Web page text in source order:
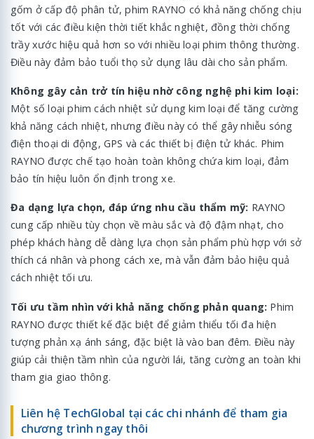
gốm ở cấp độ phân tử, phim RAYNO có khả năng chống chịu
tốt với các điều kiện thời tiết khắc nghiệt, đồng thời chống
trầy xước hiệu quả hơn so với nhiều loại phim thông thường.
Điều này đảm bảo tuổi thọ sử dụng lâu dài cho sản phẩm.
Không gây cản trở tín hiệu nhờ công nghệ phi kim loại:
Một số loại phim cách nhiệt sử dụng kim loại để tăng cường
khả năng cách nhiệt, nhưng điều này có thể gây nhiễu sóng
điện thoại di động, GPS và các thiết bị điện tử khác. Phim
RAYNO được chế tạo hoàn toàn không chứa kim loại, đảm
bảo tín hiệu luôn ổn định trong xe.
Đa dạng lựa chọn, đáp ứng nhu cầu thẩm mỹ: RAYNO
cung cấp nhiều tùy chọn về màu sắc và độ đậm nhạt, cho
phép khách hàng dễ dàng lựa chọn sản phẩm phù hợp với sở
thích cá nhân và phong cách xe, mà vẫn đảm bảo hiệu quả
cách nhiệt tối ưu.
Tối ưu tầm nhìn với khả năng chống phản quang: Phim
RAYNO được thiết kế đặc biệt để giảm thiểu tối đa hiện
tượng phản xạ ánh sáng, đặc biệt là vào ban đêm. Điều này
giúp cải thiện tầm nhìn của người lái, tăng cường an toàn khi
tham gia giao thông.
Liên hệ TechGlobal tại các chi nhánh để tham gia
chương trình ngay thôi